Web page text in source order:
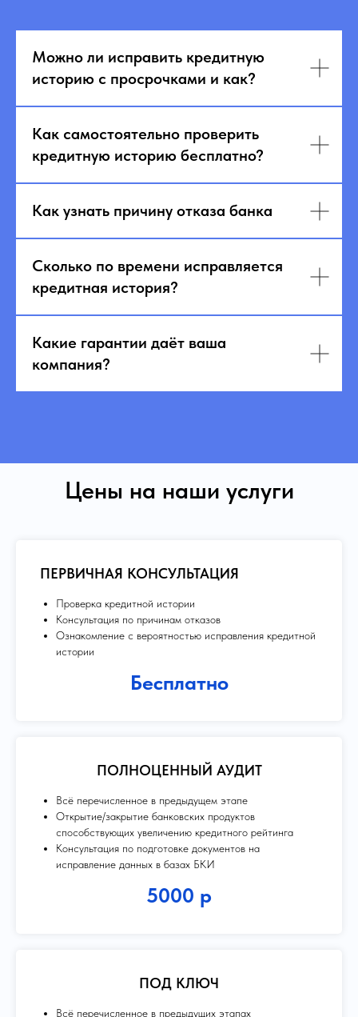
Можно ли исправить кредитную
историю с просрочками и как?
Как самостоятельно проверить
кредитную историю бесплатно?
Как узнать причину отказа банка
Сколько по времени исправляется
кредитная история?
Какие гарантии даёт ваша
компания?
Цены на наши услуги
ПЕРВИЧНАЯ КОНСУЛЬТАЦИЯ
Проверка кредитной истории
Консультация по причинам отказов
Ознакомление с вероятностью исправления кредитной
истории
Бесплатно
ПОЛНОЦЕННЫЙ АУДИТ
Всё перечисленное в предыдущем этапе
Открытие/закрытие банковских продуктов
способствующих увеличению кредитного рейтинга
Консультация по подготовке документов на
исправление данных в базах БКИ
5000 р
ПОД КЛЮЧ
Всё перечисленное в предыдущих этапах